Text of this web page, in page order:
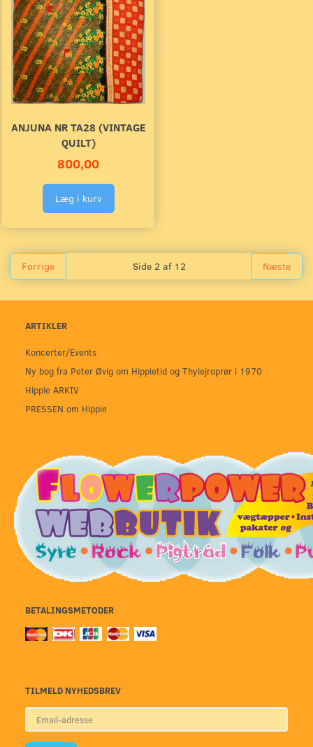
ANJUNA NR TA28 (VINTAGE
QUILT)
800,00
Læg i kurv
Forrige Side 2 af 12 Næste
ARTIKLER
Koncerter/Events
Ny bog fra Peter Øvig om Hippietid og Thylejroprør i 1970
Hippie ARKIV
PRESSEN om Hippie
BETALINGSMETODER
TILMELD NYHEDSBREV
Email-
adresse